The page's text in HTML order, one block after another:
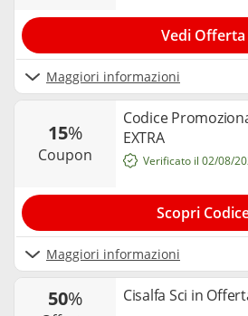
Maggiori informazioni
Vedi Offerta
15%
coupon
Codice
EXTRA
Maggiori informazioni
Verificato il 02/08/
Scopri
50% Cisalfa Sci in